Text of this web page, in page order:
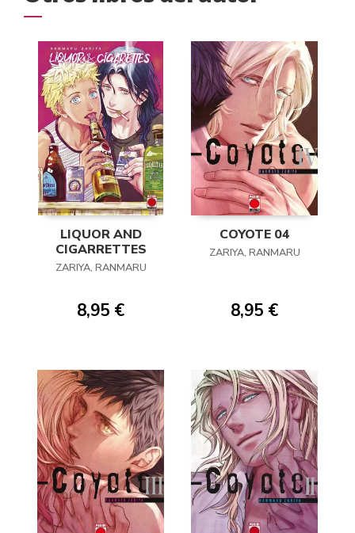
LIQUOR AND
CIGARRETTES
ZARIYA, RANMARU
8,95 €
COYOTE 04
ZARIYA, RANMARU
8,95 €